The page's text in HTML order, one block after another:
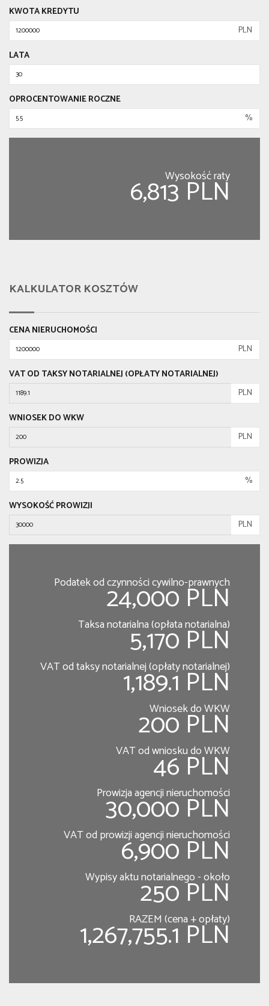
KWOTA KREDYTU
PLN
LATA
OPROCENTOWANIE ROCZNE
%
Wysokość raty
6,813 PLN
KALKULATOR KOSZTÓW
CENA NIERUCHOMOŚCI
PLN
VAT OD TAKSY NOTARIALNEJ (OPŁATY NOTARIALNEJ)
PLN
WNIOSEK DO WKW
PLN
PROWIZJA
%
WYSOKOŚĆ PROWIZJI
PLN
Podatek od czynności cywilno-prawnych
24,000 PLN
Taksa notarialna (opłata notarialna)
5,170 PLN
VAT od taksy notarialnej (opłaty notarialnej)
1,189.1 PLN
Wniosek do WKW
200 PLN
VAT od wniosku do WKW
46 PLN
Prowizja agencji nieruchomości
30,000 PLN
VAT od prowizji agencji nieruchomości
6,900 PLN
Wypisy aktu notarialnego - około
250 PLN
RAZEM (cena + opłaty)
1,267,755.1 PLN